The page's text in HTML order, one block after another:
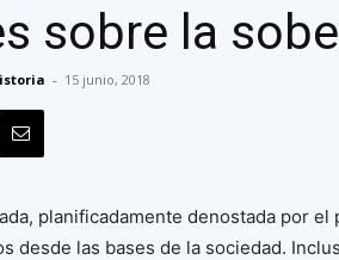
sobre la
- 15 junio, 2018
planificadamente denostada por
desde las bases de la sociedad.